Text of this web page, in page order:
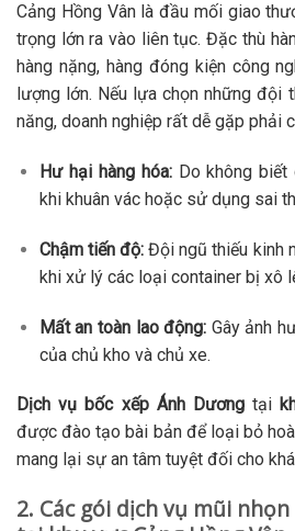
Cảng Hồng Vân là đầu mối giao
trọng lớn ra vào liên tục. Đặc thù
hàng nặng, hàng đóng kiện công
lượng lớn. Nếu lựa chọn những đội
năng, doanh nghiệp rất dễ gặp phải
Hư hại hàng hóa:Do không biết
khi khuân vác hoặc sử dụng sai
Chậm tiến độ: Đội ngũ thiếu kinh
khi xử lý các loại container bị xô
Mất an toàn lao động: Gây ảnh
của chủ kho và chủ xe.
Dịch vụ bốc xếp Ánh Dươngtại
được đào tạo bài bản để loại bỏ
mang lại sự an tâm tuyệt đối cho
2. Các gói dịch vụ mũi